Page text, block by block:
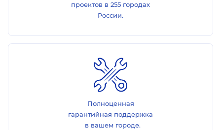
проектов в 255 городах
России.
Полноценная
гарантийная поддержка
в вашем городе.